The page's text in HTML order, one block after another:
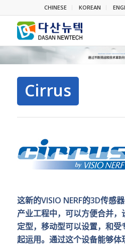
CHINESE KOREAN
Cirrus
这新的VISIO NERF的3D传感
产业工程中，可以方便合并
定型，移动型可以设置，和受
起运用。通过这个设备能够体